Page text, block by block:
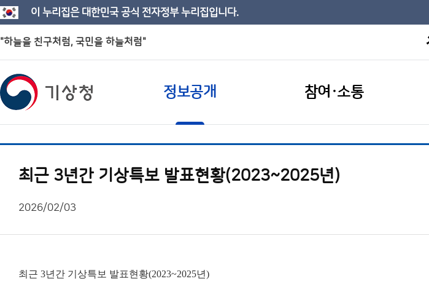
이 누리집은 대한민국 공식 전자정부 누리집입니다.
"하늘을 친구처럼, 국민을 하늘처럼"
정보공개 참여·소통
최근 3년간 기상특보 발표현황(2023~2025년)
2026/02/03
최근 3년간 기상특보 발표현황(2023~2025년)